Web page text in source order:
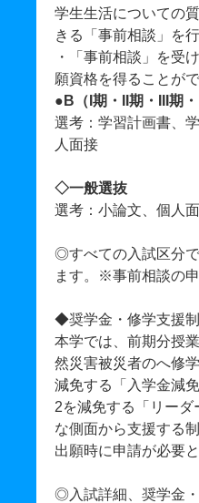
学生生活についての
きる「事前相談」を行
・「事前相談」を受
願資格を得ることがで
●B（I期・II期・III期
選考：学習計画書、
人面接
◇一般選抜
選考：小論文、個人
◎すべての入試区分
ます。※事前相談の
◆奨学金・修学支援
本学では、前期分授
然災害被災者のへ修
減免する「入学金減
2を減免する「リー
な側面から支援する
出願時に申請が必要と
◎入試詳細、奨学金